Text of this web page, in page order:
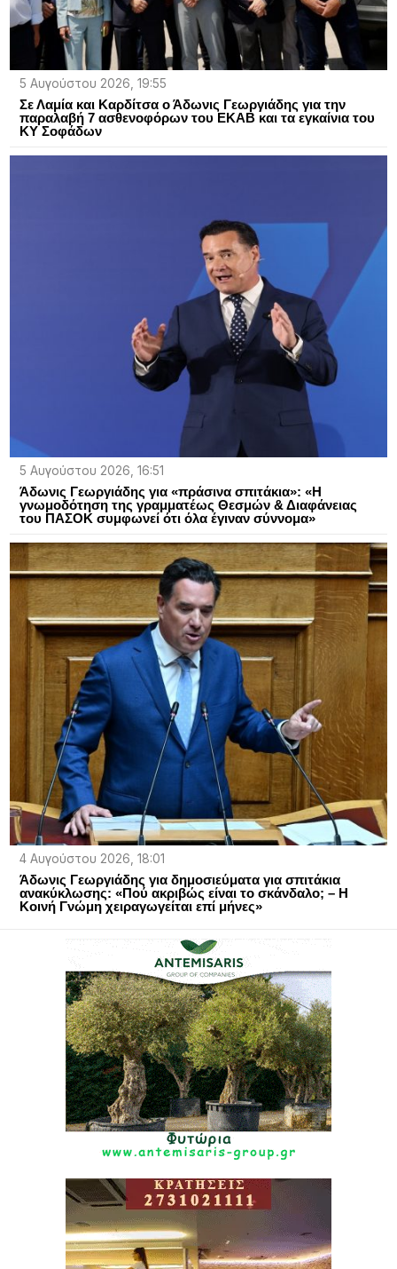
5 Αυγούστου 2026, 19:55
Σε Λαμία και Καρδίτσα ο Άδωνις Γεωργιάδης για την
παραλαβή 7 ασθενοφόρων του ΕΚΑΒ και τα εγκαίνια του
ΚΥ Σοφάδων
5 Αυγούστου 2026, 16:51
Άδωνις Γεωργιάδης για «πράσινα σπιτάκια»: «Η
γνωμοδότηση της γραμματέως Θεσμών & Διαφάνειας
του ΠΑΣΟΚ συμφωνεί ότι όλα έγιναν σύννομα»
4 Αυγούστου 2026, 18:01
Άδωνις Γεωργιάδης για δημοσιεύματα για σπιτάκια
ανακύκλωσης: «Πού ακριβώς είναι το σκάνδαλο; – Η
Κοινή Γνώμη χειραγωγείται επί μήνες»